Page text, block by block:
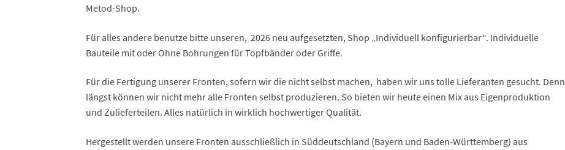
Metod-Shop.
Für alles andere benutze bitte unseren, 2026 neu aufgesetzten, Shop „Individuell konfigurierbar“. Individuelle
Bauteile mit oder Ohne Bohrungen für Topfbänder oder Griffe.
Für die Fertigung unserer Fronten, sofern wir die nicht selbst machen, haben wir uns tolle Lieferanten gesucht. Denn
längst können wir nicht mehr alle Fronten selbst produzieren. So bieten wir heute einen Mix aus Eigenproduktion
und Zulieferteilen. Alles natürlich in wirklich hochwertiger Qualität.
Hergestellt werden unsere Fronten ausschließlich in Süddeutschland (Bayern und Baden-Württemberg) aus